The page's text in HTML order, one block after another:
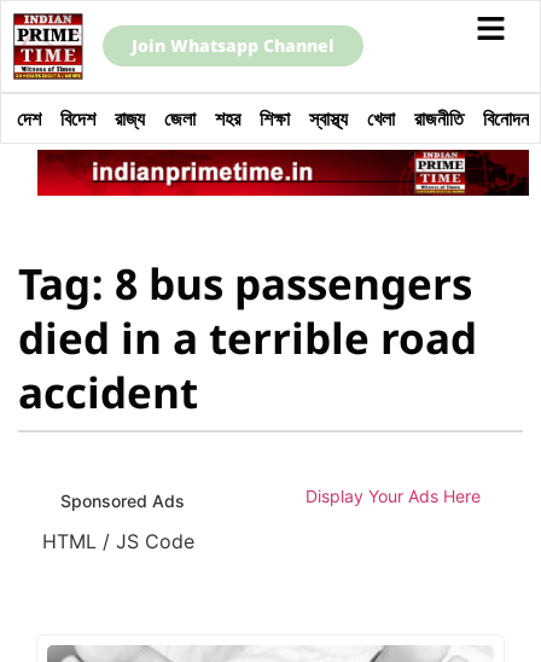
Join Whatsapp Channel
দেশ বিদেশ রাজ্য জেলা শহর শিক্ষা স্বাস্থ্য খেলা রাজনীতি বিনোদন
Tag: 8 bus passengers
died in a terrible road
accident
Sponsored Ads Display Your Ads Here
HTML / JS Code